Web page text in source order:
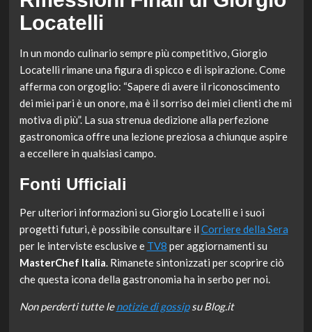
Locatelli
In un mondo culinario sempre più competitivo, Giorgio
Locatelli rimane una figura di spicco e di ispirazione. Come
afferma con orgoglio: “Sapere di avere il riconoscimento
dei miei pari è un onore, ma è il sorriso dei miei clienti che mi
motiva di più”. La sua strenua dedizione alla perfezione
gastronomica offre una lezione preziosa a chiunque aspire
a eccellere in qualsiasi campo.
Fonti Ufficiali
Per ulteriori informazioni su Giorgio Locatelli e i suoi
progetti futuri, è possibile consultare il Corriere della Sera
per le interviste esclusive e TV8 per aggiornamenti su
MasterChef Italia. Rimanete sintonizzati per scoprire ciò
che questa icona della gastronomia ha in serbo per noi.
Non perderti tutte lenotizie di gossipsu Blog.it